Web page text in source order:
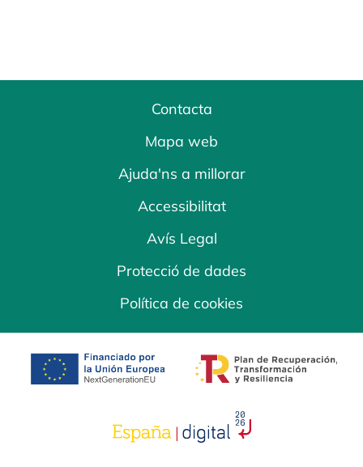
Contacta
Mapa web
Ajuda'ns a millorar
Accessibilitat
Avís Legal
Protecció de dades
Política de cookies
opens in a new tab opens in a new
opens in a new tab